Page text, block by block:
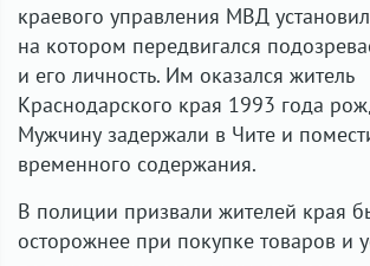
краевого управления МВД
на котором передвигался
и его личность. Им оказался житель
Краснодарского края 1993 года
Мужчину задержали в Чите и
временного содержания.
В полиции призвали жителей края
осторожнее при покупке товаров и